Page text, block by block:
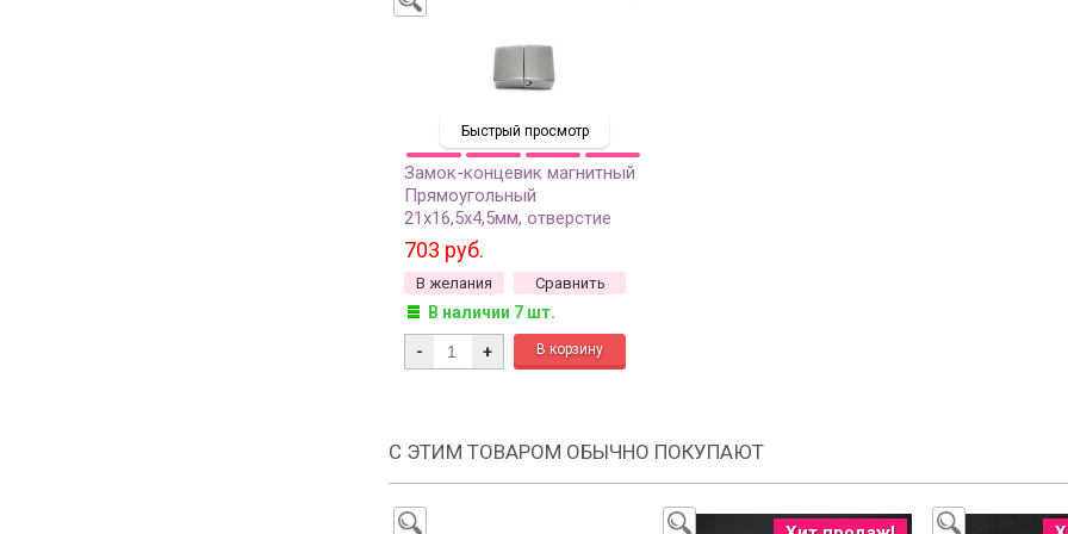
Быстрый просмотр
Замок-концевик магнитный
Прямоугольный
21х16,5х4,5мм, отверстие
15х2,5мм, цвет стальной,
хирургическая сталь, 10-121,
1шт
703 руб.
В желания Сравнить
В наличии 7 шт.
- +
С ЭТИМ ТОВАРОМ ОБЫЧНО ПОКУПАЮТ